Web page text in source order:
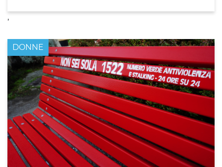
,
DONNE